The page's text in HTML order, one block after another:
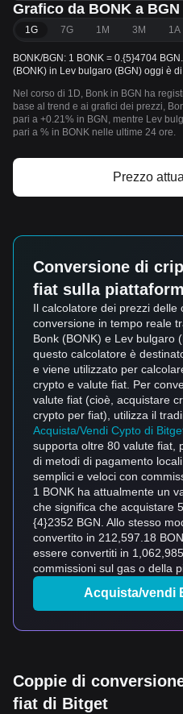
Grafico da BONK a BGN
1G 7G 1M 3M 1A
BONK/BGN: 1 BONK = 0.{5}4704
(BONK) in Lev bulgaro (BGN) oggi è
Nel corso di 1D, Bonk in BGN ha
base al trend e ai grafici dei prezzi,
pari a +0.21% in BGN, mentre Lev
pari a % in BONK nelle ultime 24 ore.
Prezzo
Conversione di
fiat sulla
Il calcolatore dei prezzi delle
conversione in tempo reale
Bonk (BONK) e Lev bulgaro
questo calcolatore è
e viene utilizzato per
crypto e valute fiat. Per
valute fiat (cioè, acquistare
crypto per fiat), utilizza il
Acquista/Vendi Cypto di
supporta oltre 80 valute fiat,
di metodi di pagamento
semplici e veloci con
1 BONK ha attualmente un
che significa che acquistare
{4}2352 BGN. Allo stesso
convertito in 212,597.18
essere convertiti in
commissioni sul gas o della
Acquista/vendi
Coppie di
fiat di Bitget